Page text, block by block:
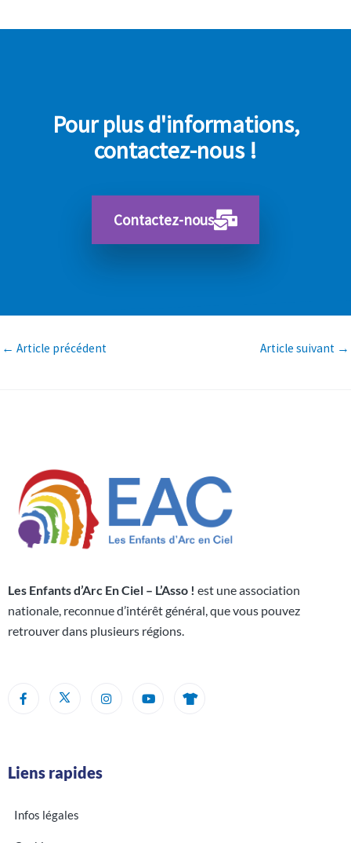
Pour plus d'informations,
contactez-nous !
Contactez-nous
← Article précédent Article suivant →
Les Enfants d’Arc En Ciel – L’Asso ! est une association
nationale, reconnue d’intérêt général, que vous pouvez
retrouver dans plusieurs régions.
Liens rapides
Infos légales